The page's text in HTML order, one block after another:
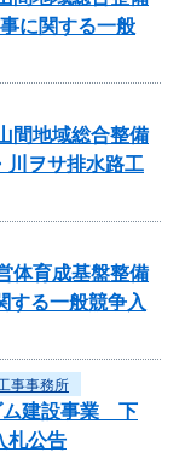
に関する一般
間地域総合整備
ヲサ排水路工
体育成基盤整備
る一般競争入
事事務所
ム建設事業 下
札公告